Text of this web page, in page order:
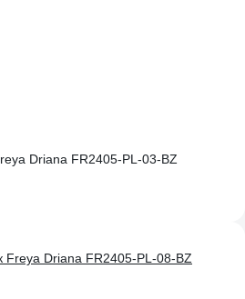
Driana FR2405-PL-03-BZ